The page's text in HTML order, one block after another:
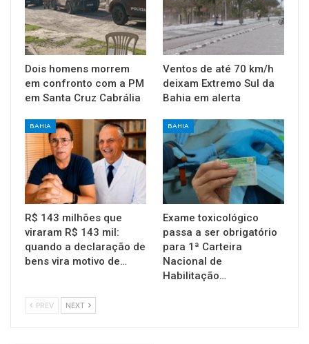
Dois homens morrem
em confronto com a PM
em Santa Cruz Cabrália
Ventos de até 70 km/h
deixam Extremo Sul da
Bahia em alerta
BAHIA
R$ 143 milhões que
viraram R$ 143 mil:
quando a declaração de
bens vira motivo de…
BAHIA
Exame toxicológico
passa a ser obrigatório
para 1ª Carteira
Nacional de
Habilitação…
PREV NEXT